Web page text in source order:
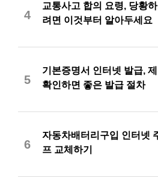
4
교통사고 합의 요령, 당황
려면 이것부터 알아두세요
5
기본증명서 인터넷 발급, 제
확인하면 좋은 발급 절차
6
자동차배터리구입 인터넷
프 교체하기